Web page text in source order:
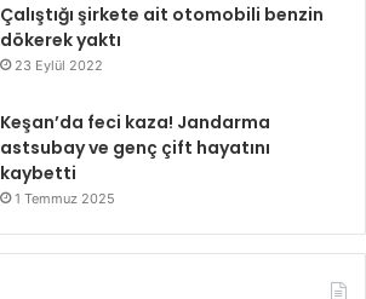
Çalıştığı şirkete ait otomobili benzin
dökerek yaktı
23 Eylül 2022
Keşan’da feci kaza! Jandarma
astsubay ve genç çift hayatını
kaybetti
1 Temmuz 2025